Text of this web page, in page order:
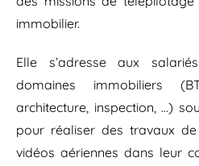
immobilier.
Elle s’adresse aux
domaines immobiliers
architecture, inspection, …)
pour réaliser des travaux
vidéos aériennes dans leur